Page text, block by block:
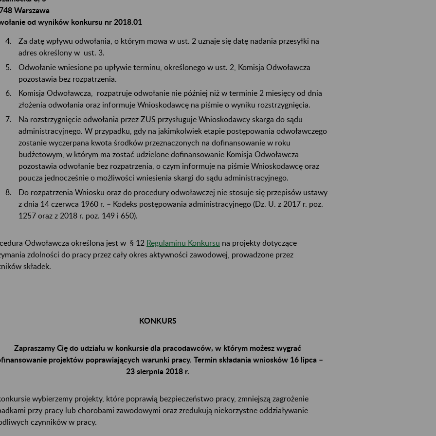
Warszawa
od wyników konkursu nr 2018.01
Za datę wpływu odwołania, o którym mowa w ust. 2 uznaje się datę nadania przesyłki na
adres określony w ust. 3.
Odwołanie wniesione po upływie terminu, określonego w ust. 2, Komisja Odwoławcza
pozostawia bez rozpatrzenia.
Komisja Odwoławcza, rozpatruje odwołanie nie później niż w terminie 2 miesięcy od dnia
złożenia odwołania oraz informuje Wnioskodawcę na piśmie o wyniku rozstrzygnięcia.
Na rozstrzygnięcie odwołania przez ZUS przysługuje Wnioskodawcy skarga do sądu
administracyjnego. W przypadku, gdy na jakimkolwiek etapie postępowania odwoławczego
zostanie wyczerpana kwota środków przeznaczonych na dofinansowanie w roku
budżetowym, w którym ma zostać udzielone dofinansowanie Komisja Odwoławcza
pozostawia odwołanie bez rozpatrzenia, o czym informuje na piśmie Wnioskodawcę oraz
poucza jednocześnie o możliwości wniesienia skargi do sądu administracyjnego.
Do rozpatrzenia Wniosku oraz do procedury odwoławczej nie stosuje się przepisów ustawy
z dnia 14 czerwca 1960 r. – Kodeks postępowania administracyjnego (Dz. U. z 2017 r. poz.
1257 oraz z 2018 r. poz. 149 i 650).
Odwoławcza określona jest w § 12 Regulaminu Konkursu na projekty dotyczące
zdolności do pracy przez cały okres aktywności zawodowej, prowadzone przez
składek.
KONKURS
Zapraszamy Cię do udziału w konkursie dla pracodawców, w którym możesz wygrać
projektów poprawiających warunki pracy. Termin składania wniosków 16 lipca –
23 sierpnia 2018 r.
wybierzemy projekty, które poprawią bezpieczeństwo pracy, zmniejszą zagrożenie
przy pracy lub chorobami zawodowymi oraz zredukują niekorzystne oddziaływanie
czynników w pracy.